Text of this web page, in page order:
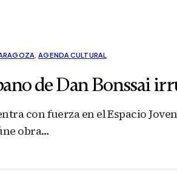
, AGENDA CULTURAL
de Dan Bonssai
con fuerza en el Espacio
obra…